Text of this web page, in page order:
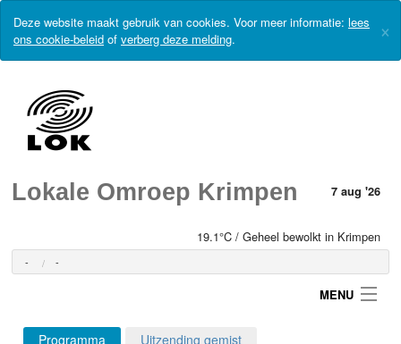
Deze website maakt gebruik van cookies. Voor meer informatie: lees
ons cookie-beleid of verberg deze melding. ×
Lokale Omroep Krimpen 7 aug '26
19.1°C / Geheel bewolkt in Krimpen
- -
MENU
Programma Uitzending gemist